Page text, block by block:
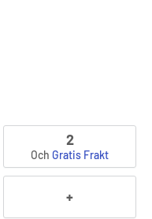
2
Och Gratis Frakt
+